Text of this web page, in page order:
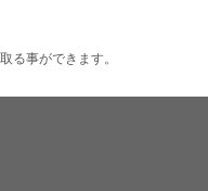
る事ができます。